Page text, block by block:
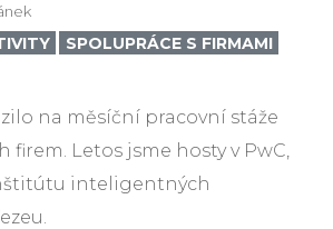
SPOLUPRÁCE S FIRMAMI
na měsíční pracovní stáže
firem. Letos jsme hosty v PwC,
inteligentných